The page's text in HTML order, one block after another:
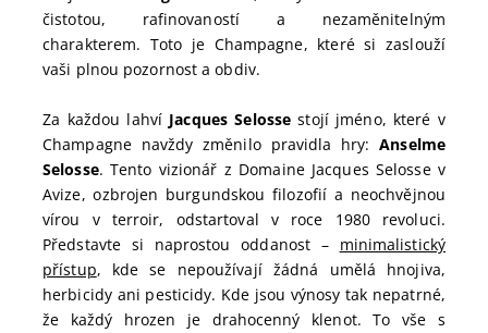
čistotou, rafinovaností a nezaměnitelným
charakterem. Toto je Champagne, které si zaslouží
vaši plnou pozornost a obdiv.
Za každou lahví Jacques Selosse stojí jméno, které v
Champagne navždy změnilo pravidla hry:Anselme
Selosse. Tento vizionář z Domaine Jacques Selosse v
Avize, ozbrojen burgundskou filozofií a neochvějnou
vírou v terroir, odstartoval v roce 1980 revoluci.
Představte si naprostou oddanost – minimalistický
přístup, kde se nepoužívají žádná umělá hnojiva,
herbicidy ani pesticidy. Kde jsou výnosy tak nepatrné,
že každý hrozen je drahocenný klenot. To vše s